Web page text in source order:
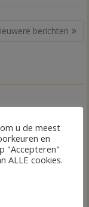
berichten
u de meest
en
"Accepteren"
ALLE cookies.